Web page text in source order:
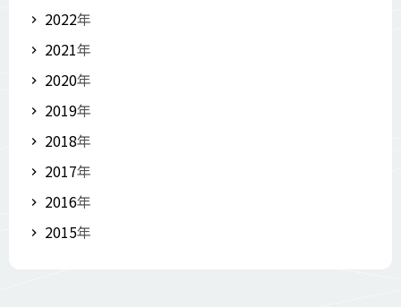
2022年
2021年
2020年
2019年
2018年
2017年
2016年
2015年